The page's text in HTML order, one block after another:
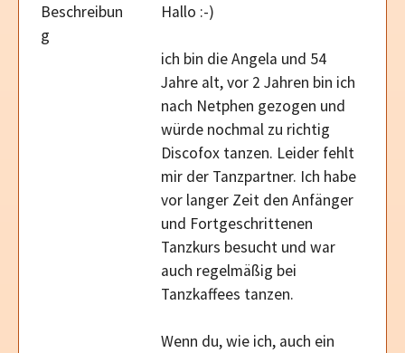
Beschreibun
g
Hallo :-)
ich bin die Angela und 54
Jahre alt, vor 2 Jahren bin ich
nach Netphen gezogen und
würde nochmal zu richtig
Discofox tanzen. Leider fehlt
mir der Tanzpartner. Ich habe
vor langer Zeit den Anfänger
und Fortgeschrittenen
Tanzkurs besucht und war
auch regelmäßig bei
Tanzkaffees tanzen.
Wenn du, wie ich, auch ein